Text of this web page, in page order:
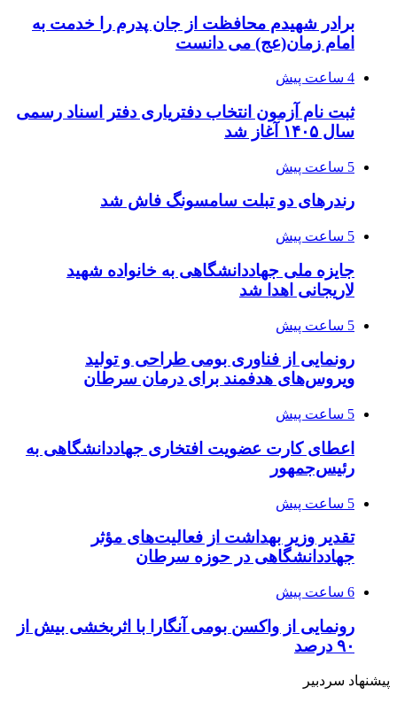
برادر شهیدم محافظت از جان پدرم را خدمت به
امام زمان(عج) می دانست
4 ساعت پیش
ثبت نام آزمون انتخاب دفتریاری دفتر اسناد رسمی
سال ۱۴۰۵ آغاز شد
5 ساعت پیش
رندرهای دو تبلت سامسونگ فاش شد
5 ساعت پیش
جایزه ملی جهاددانشگاهی به خانواده شهید
لاریجانی اهدا شد
5 ساعت پیش
رونمایی از فناوری بومی طراحی و تولید
ویروس‌های هدفمند برای درمان سرطان
5 ساعت پیش
اعطای کارت عضویت افتخاری جهاددانشگاهی به
رئیس‌جمهور
5 ساعت پیش
تقدیر وزیر بهداشت از فعالیت‌های مؤثر
جهاددانشگاهی در حوزه سرطان
6 ساعت پیش
رونمایی از واکسن بومی آنگارا با اثربخشی بیش از
۹۰ درصد
پیشنهاد سردبیر